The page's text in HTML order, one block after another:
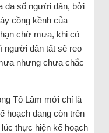
đa số người dân, bởi
cồng kềnh của
chờ mưa, khi có
người dân tất sẽ reo
nhưng chưa chắc
Tô Lâm mới chỉ là
hoạch đang còn trên
thực hiện kế hoạch